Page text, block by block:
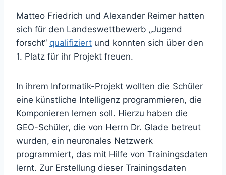
Matteo Friedrich und Alexander Reimer hatten
sich für den Landeswettbewerb „Jugend
forscht“ qualifiziert und konnten sich über den
1. Platz für ihr Projekt freuen.
In ihrem Informatik-Projekt wollten die Schüler
eine künstliche Intelligenz programmieren, die
Komponieren lernen soll. Hierzu haben die
GEO-Schüler, die von Herrn Dr. Glade betreut
wurden, ein neuronales Netzwerk
programmiert, das mit Hilfe von Trainingsdaten
lernt. Zur Erstellung dieser Trainingsdaten